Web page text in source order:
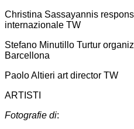
Christina Sassayannis
internazionale TW
Stefano Minutillo Turtur
Barcellona
Paolo Altieri art director TW
ARTISTI
Fotografie di: